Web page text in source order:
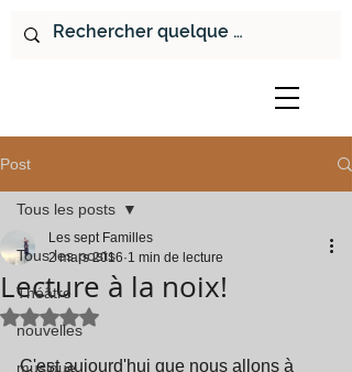
Post
Tous les posts
Théâtre
nouvelles
musique
Tous les posts
Lecture à la noix!
Les sept Familles
2 mars 2016 1 min de lecture
Noté NaN étoiles sur 5.
C'est aujourd'hui que nous allons à